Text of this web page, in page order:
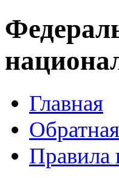
Главная
Правила